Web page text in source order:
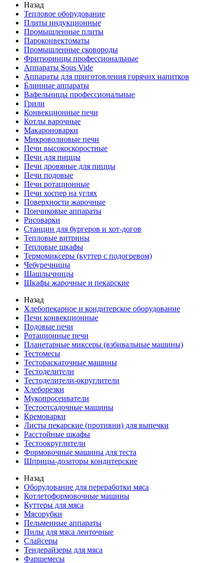
Назад
Тепловое оборудование
Плиты индукционные
Промышленные плиты
Пароконвектоматы
Промышленные сковороды
Фритюрницы профессиональные
Аппараты Sous Vide
Аппараты для приготовления горячих напитков
Блинные аппараты
Вафельницы профессиональные
Грили
Конвекционные печи
Котлы варочные
Макароноварки
Микроволновые печи
Печи высокоскоростные
Печи для пиццы
Печи дровяные для пиццы
Печи подовые
Печи ротационные
Печи хоспер на углях
Поверхности жарочные
Пончиковые аппараты
Рисоварки
Станции для бургеров и хот-догов
Тепловые витрины
Тепловые шкафы
Термомиксеры (куттер с подогревом)
Чебуречницы
Шашлычницы
Шкафы жарочные и пекарские
Назад
Хлебопекарное и кондитерское оборудование
Печи конвекционные
Подовые печи
Ротационные печи
Планетарные миксеры (взбивальные машины)
Тестомесы
Тестораскаточные машины
Тестоделители
Тестоделители-округлители
Хлеборезки
Мукопросеиватели
Тестоотсадочные машины
Кремоварки
Листы пекарские (противни) для выпечки
Расстойные шкафы
Тестоокруглители
Формовочные машины для теста
Шприцы-дозаторы кондитерские
Назад
Оборудование для переработки мяса
Котлетоформовочные машины
Куттеры для мяса
Мясорубки
Пельменные аппараты
Пилы для мяса ленточные
Слайсеры
Тендерайзеры для мяса
Фаршемесы